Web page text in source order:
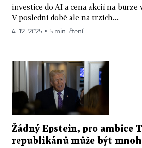
investice do AI a cena akcií na
V poslední době ale na trzích...
4. 12. 2025 ▪ 5 min. čtení
Žádný Epstein, pro ambice
republikánů může být